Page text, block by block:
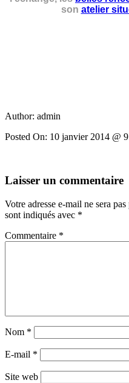
son atelier
Author: admin
Posted On: 10 janvier 2014 @
Laisser un commentaire
Votre adresse e-mail ne sera
sont indiqués avec *
Commentaire *
Nom *
E-mail *
Site web